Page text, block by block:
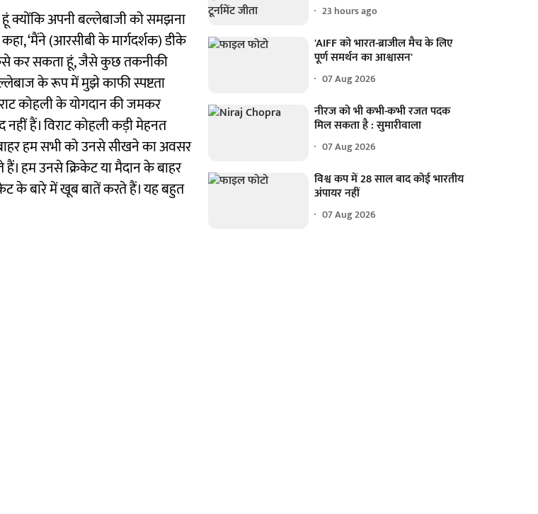
क्योंकि अपनी बल्लेबाजी को समझना
कहा, ‘मैंने (आरसीबी के मार्गदर्शक) डीके
कर सकता हूं, जैसे कुछ तकनीकी
के रूप में मुझे काफी स्पष्टता
कोहली के योगदान की जमकर
हैं। विराट कोहली कड़ी मेहनत
हम सभी को उनसे सीखने का अवसर
हैं। हम उनसे क्रिकेट या मैदान के बाहर
के बारे में खूब बातें करते हैं। यह बहुत
23 hours ago
'AIFF को भारत-ब्राजील मैच के लिए
पूर्ण समर्थन का आश्वासन'
07 Aug 2026
नीरज को भी कभी-कभी रजत पदक
मिल सकता है : सुमारीवाला
07 Aug 2026
विश्व कप में 28 साल बाद कोई भारतीय
अंपायर नहीं
07 Aug 2026